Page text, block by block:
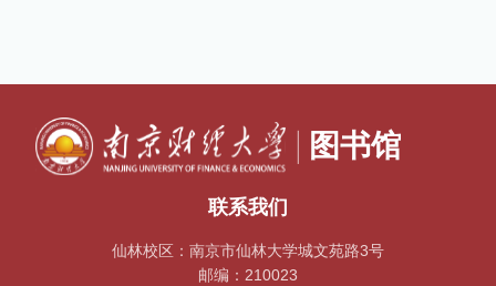
联系我们
仙林校区：南京市仙林大学城文苑路3号
邮编：210023